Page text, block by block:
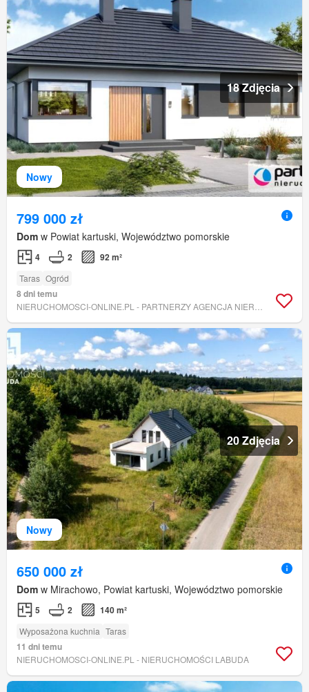
Nowy
18 Zdjęcia
799 000 zł
Dom w Powiat kartuski, Województwo pomorskie
4 2 92 m²
Taras Ogród
8 dni temu
Nowy
20 Zdjęcia
650 000 zł
Dom w Mirachowo, Powiat kartuski, Województwo pomorskie
5 2 140 m²
Wyposażona kuchnia Taras
11 dni temu
NIERUCHOMOSCI-ONLINE.PL - NIERUCHOMOŚCI LABUDA